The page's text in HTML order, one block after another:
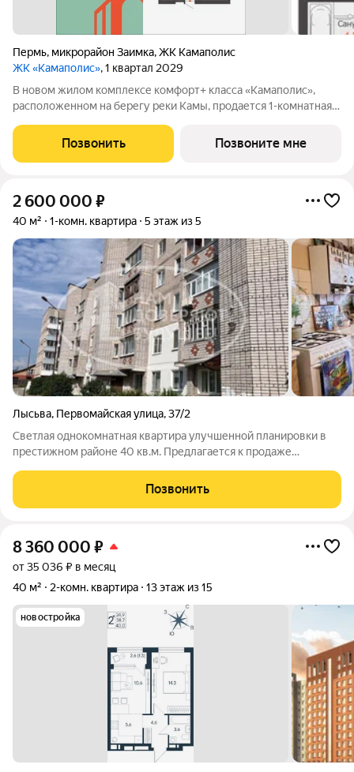
Пермь, микрорайон Заимка,ЖК Камаполис
ЖК «Камаполис», 1 квартал 2029
В новом жилом комплексе комфорт+ класса «Камаполис»,
расположенном на берегу реки Камы, продается 1-комнатная
этап) доме. Девелопер проекта «Железно». Транспортная
Позвонить Позвоните мне
2 600 000 ₽
40 м² 1-комн. квартира 5 этаж из 5
Лысьва, Первомайская улица,37/2
Светлая однокомнатная квартира улучшенной планировки в
престижном районе 40 кв.м. Предлагается к продаже
площадью 40 квадратных метров, расположенная на
комфортном 5 этаже, кирпичного дома. О
Позвонить
8 360 000 ₽
от 35 036 ₽ в месяц
40 м²
2-комн. квартира 13 этаж из 15
новостройка